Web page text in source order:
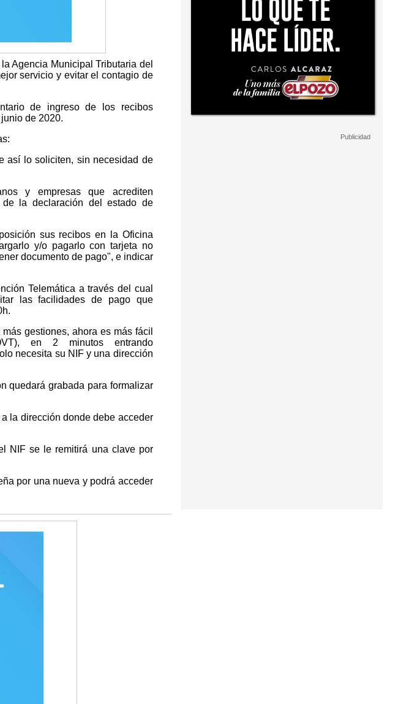
Agencia Municipal Tributaria del
servicio y evitar el contagio de
de ingreso de los recibos
de 2020.
así lo soliciten, sin necesidad de
y empresas que acrediten
de la declaración del estado de
sus recibos en la Oficina
y/o pagarlo con tarjeta no
documento de pago", e indicar
Telemática a través del cual
las facilidades de pago que
gestiones, ahora es más fácil
en 2 minutos entrando
necesita su NIF y una dirección
quedará grabada para formalizar
la dirección donde debe acceder
NIF se le remitirá una clave por
por una nueva y podrá acceder